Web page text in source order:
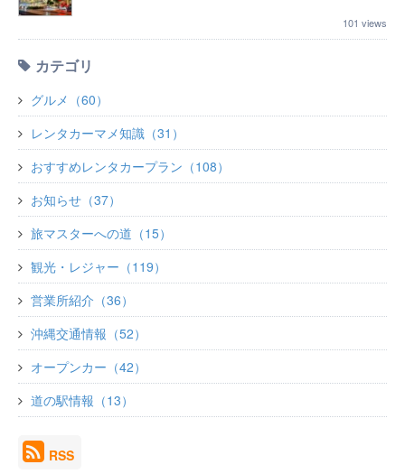
101 views
カテゴリ
グルメ（60）
レンタカーマメ知識（31）
おすすめレンタカープラン（108）
お知らせ（37）
旅マスターへの道（15）
観光・レジャー（119）
営業所紹介（36）
沖縄交通情報（52）
オープンカー（42）
道の駅情報（13）
RSS